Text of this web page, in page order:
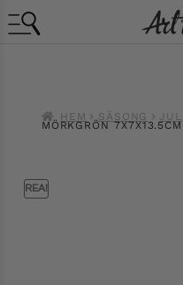
HEM SÄSONG JUL
MÖRKGRÖN 7X7X13.5CM
REA!